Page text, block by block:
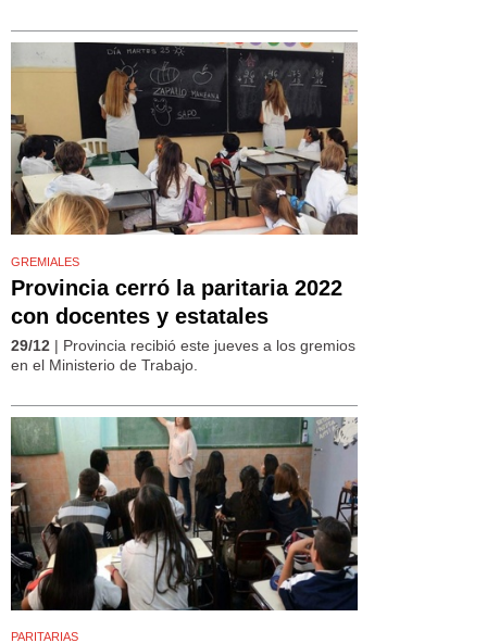
GREMIALES
Provincia cerró la paritaria 2022
con docentes y estatales
29/12 | Provincia recibió este jueves a los gremios
en el Ministerio de Trabajo.
PARITARIAS